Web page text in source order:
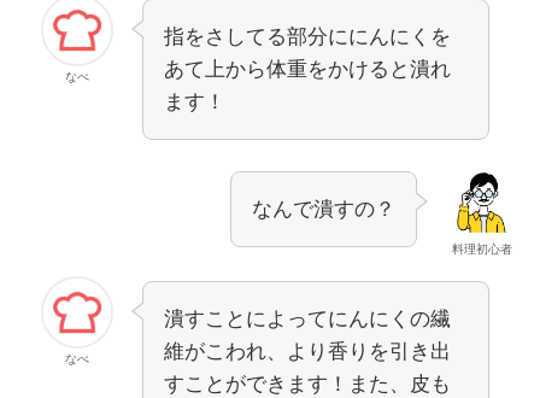
なべ
指をさしてる部分ににんにくを
あて上から体重をかけると潰れ
ます！
料理初心者
なんで潰すの？
なべ
潰すことによってにんにくの繊
維がこわれ、より香りを引き出
すことができます！また、皮も